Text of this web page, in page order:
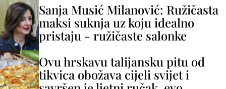
Sanja Musić Milanović: Ružičasta
maksi suknja uz koju idealno
pristaju - ružičaste salonke
Ovu hrskavu talijansku pitu od
tikvica obožava cijeli svijet i